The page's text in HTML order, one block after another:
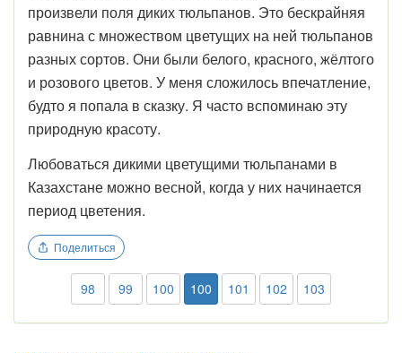
произвели поля диких тюльпанов. Это бескрайняя
равнина с множеством цветущих на ней тюльпанов
разных сортов. Они были белого, красного, жёлтого
и розового цветов. У меня сложилось впечатление,
будто я попала в сказку. Я часто вспоминаю эту
природную красоту.
Любоваться дикими цветущими тюльпанами в
Казахстане можно весной, когда у них начинается
период цветения.
Поделиться
98 99 100 100 101 102 103